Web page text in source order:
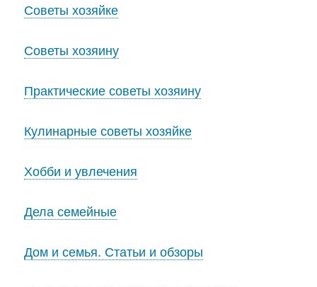
Советы хозяйке
Советы хозяину
Практические советы хозяину
Кулинарные советы хозяйке
Хобби и увлечения
Дела семейные
Дом и семья. Статьи и обзоры